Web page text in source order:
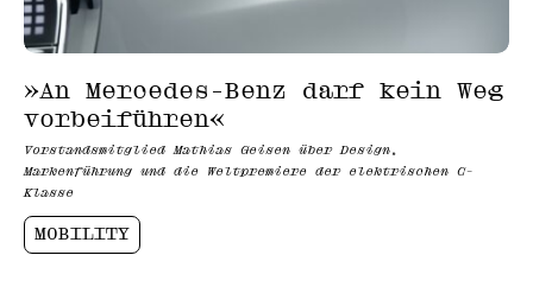
»An Mercedes-Benz darf kein Weg
vorbeiführen«
Vorstandsmitglied Mathias Geisen über Design,
Markenführung und die Weltpremiere der elektrischen C-
Klasse
MOBILITY